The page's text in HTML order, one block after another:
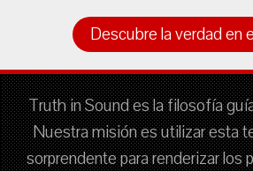
Descubre la verdad en
Truth in Sound es la filosofía
Nuestra misión es utilizar esta
sorprendente para renderizar los